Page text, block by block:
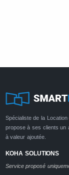
Spécialiste de la
propose à ses clients un
à valeur ajoutée.
KOHA SOLUTIONS
Service proposé